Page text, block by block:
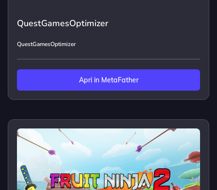
QuestGamesOptimizer
QuestGamesOptimizer
Apri in MetaFather